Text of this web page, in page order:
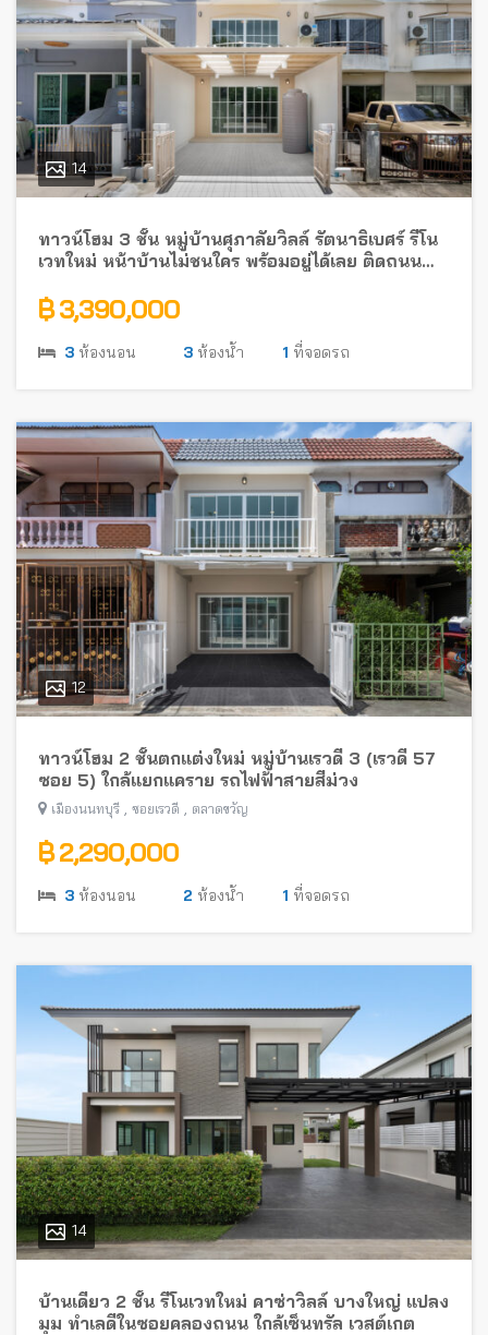
14
ทาวน์โฮม 3 ชั้น หมู่บ้านศุภาลัยวิลล์ รัตนาธิเบศร์ รีโน
เวทใหม่ หน้าบ้านไม่ชนใคร พร้อมอยู่ได้เลย ติดถนน
฿ 3,390,000
3 ห้องนอน 3 ห้องน้ำ 1 ที่จอดรถ
12
ทาวน์โฮม 2 ชั้นตกแต่งใหม่ หมู่บ้านเรวดี 3 (เรวดี 57
ซอย 5) ใกล้แยกแคราย รถไฟฟ้าสายสีม่วง
เมืองนนทบุรี ซอยเรวดี ตลาดขวัญ
฿ 2,290,000
3 ห้องนอน 2 ห้องน้ำ 1 ที่จอดรถ
14
บ้านเดี่ยว 2 ชั้น รีโนเวทใหม่ คาซ่าวิลล์ บางใหญ่ แปลง
มุม ทำเลดีในซอยคลองถนน ใกล้เซ็นทรัล เวสต์เกต